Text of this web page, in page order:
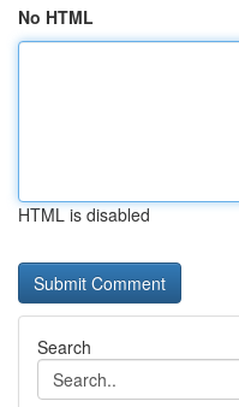
No HTML
HTML is disabled
Search